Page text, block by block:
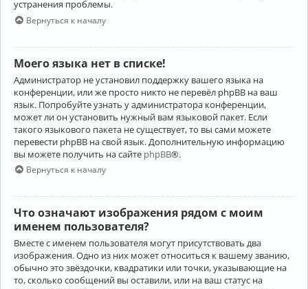
устранения проблемы.
Вернуться к началу
Моего языка нет в списке!
Администратор не установил поддержку вашего языка на
конференции, или же просто никто не перевёл phpBB на ваш
язык. Попробуйте узнать у администратора конференции,
может ли он установить нужный вам языковой пакет. Если
такого языкового пакета не существует, то вы сами можете
перевести phpBB на свой язык. Дополнительную информацию
вы можете получить на сайте phpBB®.
Вернуться к началу
Что означают изображения рядом с моим
именем пользователя?
Вместе с именем пользователя могут присутствовать два
изображения. Одно из них может относиться к вашему званию,
обычно это звёздочки, квадратики или точки, указывающие на
то, сколько сообщений вы оставили, или на ваш статус на